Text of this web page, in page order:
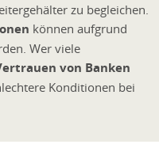
zu begleichen.
können aufgrund
Wer viele
von Banken
Konditionen bei